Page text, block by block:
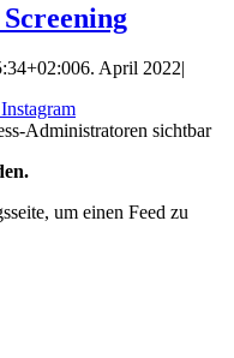
6. April 2022|
Administratoren sichtbar
um einen Feed zu